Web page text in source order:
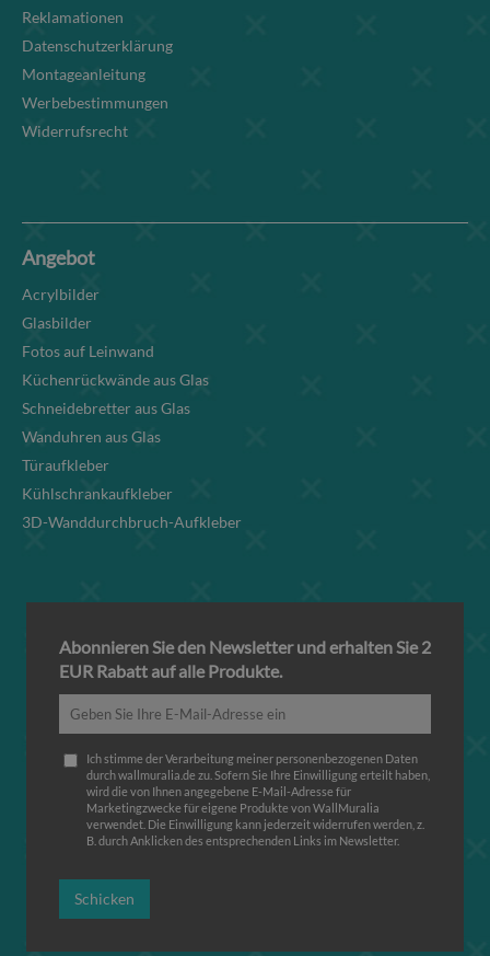
Reklamationen
Datenschutzerklärung
Montageanleitung
Werbebestimmungen
Widerrufsrecht
Angebot
Acrylbilder
Glasbilder
Fotos auf Leinwand
Küchenrückwände aus Glas
Schneidebretter aus Glas
Wanduhren aus Glas
Türaufkleber
Kühlschrankaufkleber
3D-Wanddurchbruch-Aufkleber
Abonnieren Sie den Newsletter und erhalten Sie 2
EUR Rabatt auf alle Produkte.
Ich stimme der Verarbeitung meiner personenbezogenen Daten
durch wallmuralia.de zu. Sofern Sie Ihre Einwilligung erteilt haben,
wird die von Ihnen angegebene E-Mail-Adresse für
Marketingzwecke für eigene Produkte von WallMuralia
verwendet. Die Einwilligung kann jederzeit widerrufen werden, z.
B. durch Anklicken des entsprechenden Links im Newsletter.
Schicken